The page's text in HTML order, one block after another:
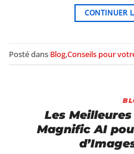
CONTINUER
Posté dans Blog,Conseils pour
Les
Magnific AI